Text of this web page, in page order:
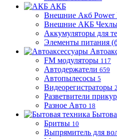
АКБ
Внешние Акб Power
Внешние АКБ
Аккумуляторы для
Элементы питания
FM модуляторы 117
Автодержатели 659
Автопылесосы 5
Видеорегистраторы
Разветвители
Разное Авто 18
Бритвы 10
Выпрямитель для